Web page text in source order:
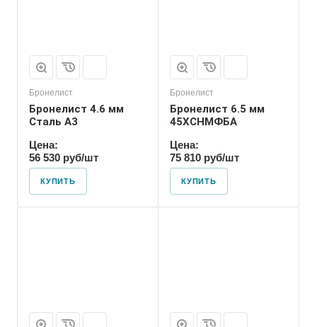
Бронелист
Бронелист 4.6 мм
Сталь А3
Цена:
56 530 руб/шт
КУПИТЬ
Бронелист
Бронелист 6.5 мм
45ХСНМФБА
Цена:
75 810 руб/шт
КУПИТЬ